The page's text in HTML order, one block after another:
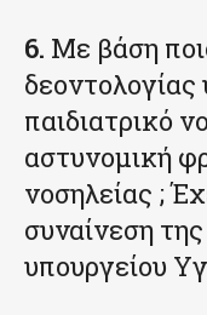
6. Με βάση
παιδιατρικό
αστυνομική
νοσηλείας ;
συναίνεση
υπουργείου